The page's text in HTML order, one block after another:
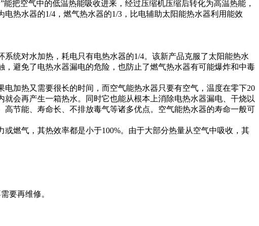
把空气中的低温热能吸收进来，经过压缩机压缩后转化为高温热能，
热水器的1/4，燃气热水器的1/3，比电辅助太阳能热水器利用能效
统对水加热，耗电只有电热水器的1/4。该新产品克服了太阳能热水
避免了电热水器漏电的危险，也防止了燃气热水器有可能爆炸和中毒
加热又需要很长的时间，而空气能热水器只要有空气，温度在零下20
会再产生一箱热水。同时它也能从根本上消除电热水器漏电、干烧以
节能、寿命长、不排放毒气等诸多优点。空气能热水器的寿命一般可
燃气，其热效率都是小于100%。由于大部分热量从空气中吸收，其
要再维修。